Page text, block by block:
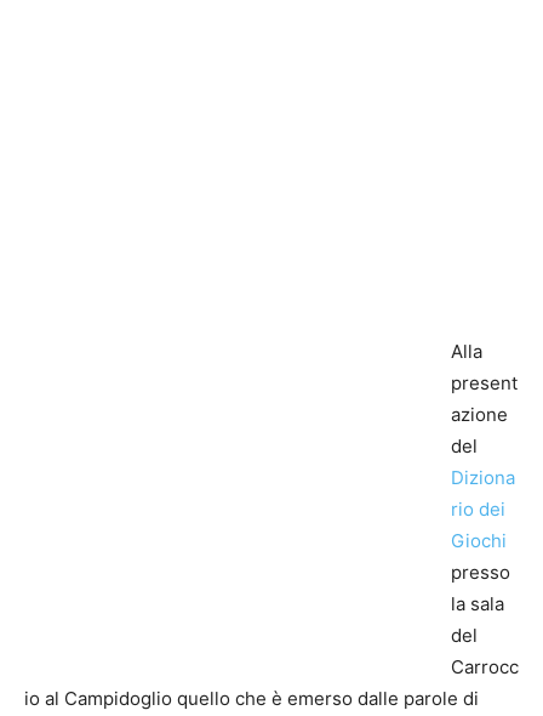
Alla
present
azione
del
Diziona
rio dei
Giochi
presso
la sala
del
Carrocc
io al Campidoglio quello che è emerso dalle parole di